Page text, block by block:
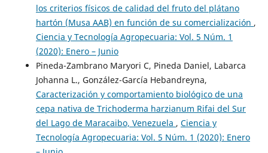
los criterios físicos de calidad del fruto del plátano
hartón (Musa AAB) en función de su comercialización ,
Ciencia y Tecnología Agropecuaria: Vol. 5 Núm. 1
(2020): Enero – Junio
Pineda-Zambrano Maryori C, Pineda Daniel, Labarca
Johanna L., González-García Hebandreyna,
Caracterización y comportamiento biológico de una
cepa nativa de Trichoderma harzianum Rifai del Sur
del Lago de Maracaibo, Venezuela , Ciencia y
Tecnología Agropecuaria: Vol. 5 Núm. 1 (2020): Enero